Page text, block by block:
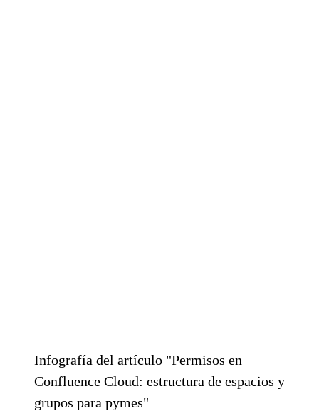
Infografía del artículo "Permisos en
Confluence Cloud: estructura de espacios y
grupos para pymes"